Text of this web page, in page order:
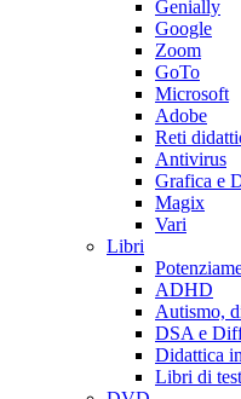
Genially
Google
Zoom
GoTo
Microsoft
Adobe
Reti
Antivirus
Grafica e
Magix
Vari
Libri
ADHD
Autismo,
DSA e
Didattica
Libri di